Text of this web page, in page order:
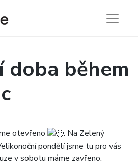
doba během
otevřeno
. Na Zelený
pondělí jsme tu pro vás
v sobotu máme zavřeno.